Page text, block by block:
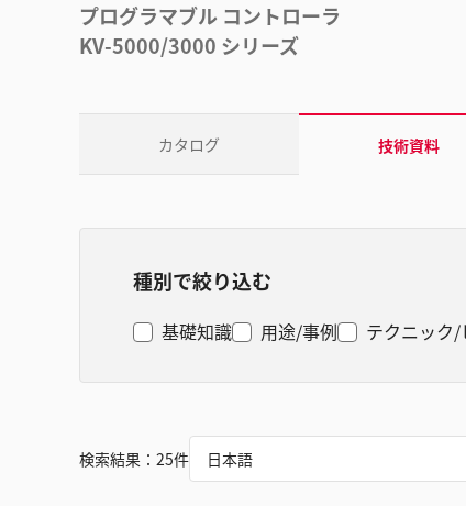
プログラマブル コントローラ
KV-5000/3000 シリーズ
カタログ 技術資料
種別で絞り込む
基礎知識 用途/事例 テクニック/
検索結果： 25件 日本語